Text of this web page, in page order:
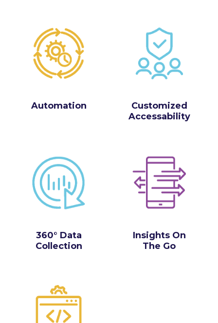
Automation
Customized
Accessability
360° Data
Collection
Insights On
The Go